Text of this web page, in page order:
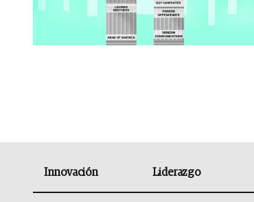
Innovación Liderazgo